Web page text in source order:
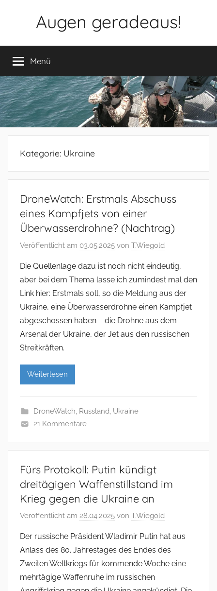
Augen geradeaus!
Menü
Kategorie: Ukraine
DroneWatch: Erstmals Abschuss
eines Kampfjets von einer
Überwasserdrohne? (Nachtrag)
Veröffentlicht am 03.05.2025 von T.Wiegold
Die Quellenlage dazu ist noch nicht eindeutig,
aber bei dem Thema lasse ich zumindest mal den
Link hier: Erstmals soll, so die Meldung aus der
Ukraine, eine Überwasserdrohne einen Kampfjet
abgeschossen haben – die Drohne aus dem
Arsenal der Ukraine, der Jet aus den russischen
Streitkräften.
Weiterlesen
DroneWatch Russland Ukraine
21 Kommentare
Fürs Protokoll: Putin kündigt
dreitägigen Waffenstillstand im
Krieg gegen die Ukraine an
Veröffentlicht am 28.04.2025 von T.Wiegold
Der russische Präsident Wladimir Putin hat aus
Anlass des 80. Jahrestages des Endes des
Zweiten Weltkriegs für kommende Woche eine
mehrtägige Waffenruhe im russischen